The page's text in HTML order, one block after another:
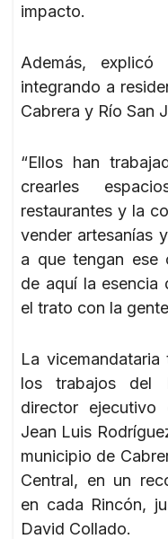
impacto.
Además,
integrando a
Cabrera y Río San
“Ellos han
crearles
restaurantes y la
vender artesanías
a que tengan ese
de aquí la esencia
el trato con la
La
los trabajos del
director ejecutivo
Jean Luis
municipio de
Central, en un
en cada Rincón,
David Collado.